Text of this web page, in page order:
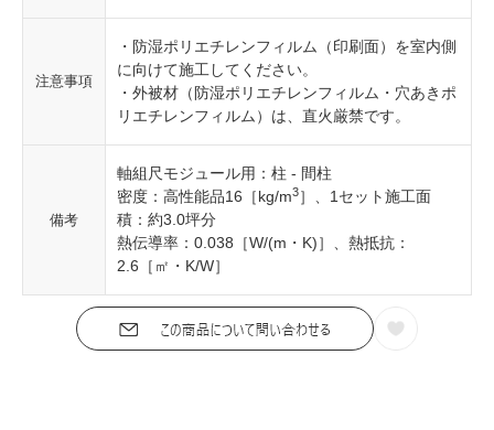
注意事項
・防湿ポリエチレンフィルム（印刷面）を室内側
に向けて施工してください。
・外被材（防湿ポリエチレンフィルム・穴あきポ
リエチレンフィルム）は、直火厳禁です。
備考
軸組尺モジュール用：柱 - 間柱
密度：高性能品16［kg/m3］、1セット施工面
積：約3.0坪分
熱伝導率：0.038［W/(m・K)］、熱抵抗：
2.6［㎡・K/W］